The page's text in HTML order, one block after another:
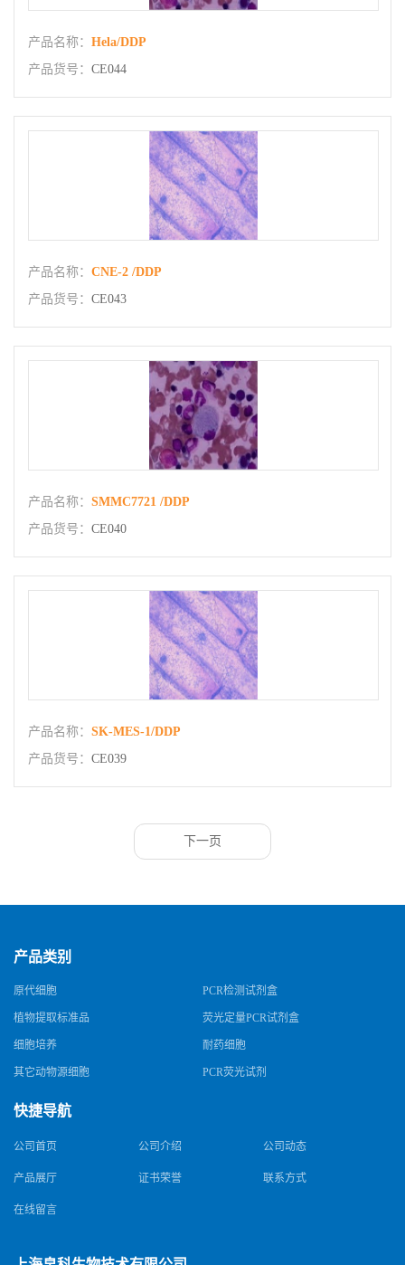
产品名称： Hela/DDP
产品货号： CE044
产品名称： CNE-2 /DDP
产品货号： CE043
产品名称： SMMC7721 /DDP
产品货号： CE040
产品名称： SK-MES-1/DDP
产品货号： CE039
下一页
产品类别
原代细胞 PCR检测试剂盒
植物提取标准品 荧光定量PCR试剂盒
细胞培养 耐药细胞
其它动物源细胞 PCR荧光试剂
快捷导航
公司首页 公司介绍 公司动态
产品展厅 证书荣誉 联系方式
在线留言